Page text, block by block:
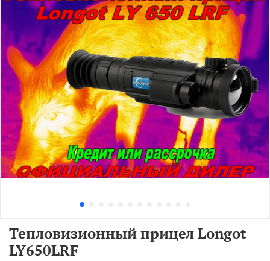
Тепловизионный прицел Longot
LY650LRF